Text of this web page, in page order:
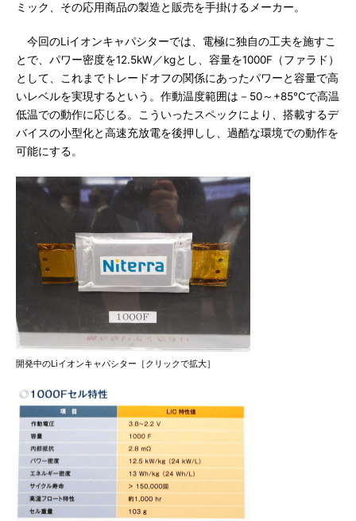
ミック、その応用商品の製造と販売を手掛けるメーカー。
今回のLiイオンキャパシターでは、電極に独自の工夫を施すこ
とで、パワー密度を12.5kW／kgとし、容量を1000F（ファラド）
として、これまでトレードオフの関係にあったパワーと容量で高
いレベルを実現するという。作動温度範囲は－50～+85℃で高温
低温での動作に応じる。こういったスペックにより、搭載するデ
バイスの小型化と高速充放電を後押しし、過酷な環境での動作を
可能にする。
開発中のLiイオンキャパシター［クリックで拡大］